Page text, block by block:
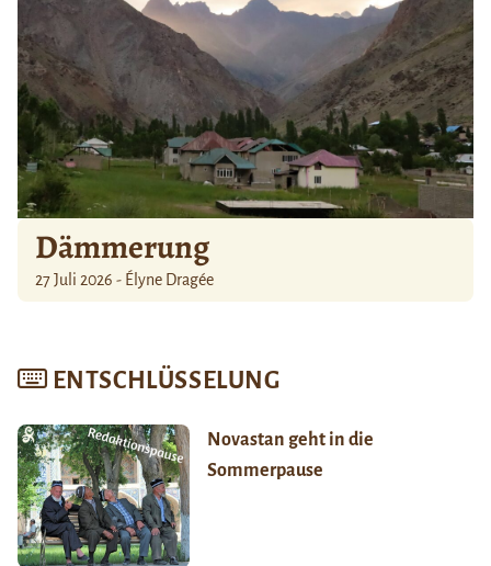
Dämmerung
27 Juli 2026 - Élyne Dragée
ENTSCHLÜSSELUNG
Novastan geht in die
Sommerpause